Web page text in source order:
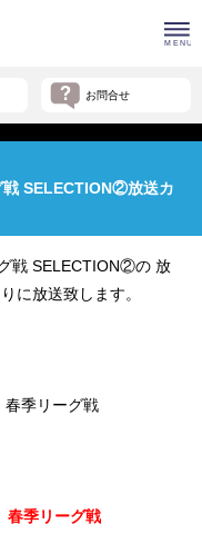
お問合せ
戦 SELECTION②放送カ
戦 SELECTION②の 放
に放送致します。
春季リーグ戦
春季リーグ戦